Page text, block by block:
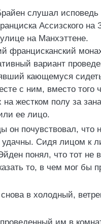
слушал исповедь
Ассизского на
на Манхэттене.
францисканский
вариант
кающемуся
с ним, вместо того
на жестком полу за
ее лицо.
он почувствовал, что
удачны. Сидя лицом к
понял, что тот не
то, в чем мог бы
в холодный,